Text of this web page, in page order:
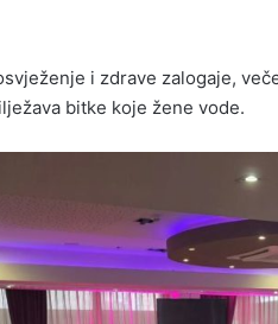
i zdrave zalogaje,
bitke koje žene vode.